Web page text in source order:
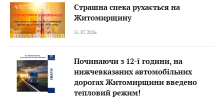
Страшна спека рухається на
Житомирщину
31.07.2026
Починаючи з 12-ї години, на
нижчевказаних автомобільних
дорогах Житомирщини введено
тепловий режим!